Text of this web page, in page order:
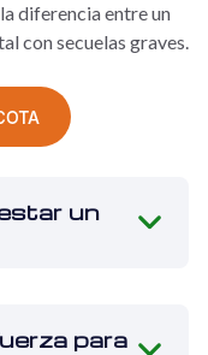
diferencia entre un
con secuelas graves.
un
para